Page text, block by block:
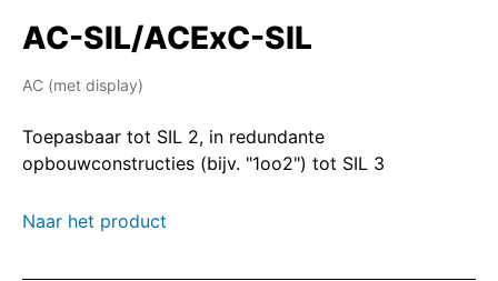
AC-SIL/ACExC-SIL
AC (met display)
Toepasbaar tot SIL 2, in redundante
opbouwconstructies (bijv. "1oo2") tot SIL 3
Naar het product